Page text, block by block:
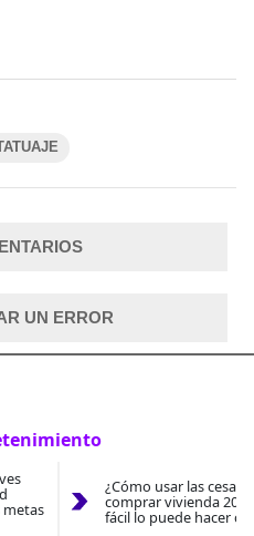
UN ERROR
¿Cómo usar las
comprar vivienda
fácil lo puede hacer